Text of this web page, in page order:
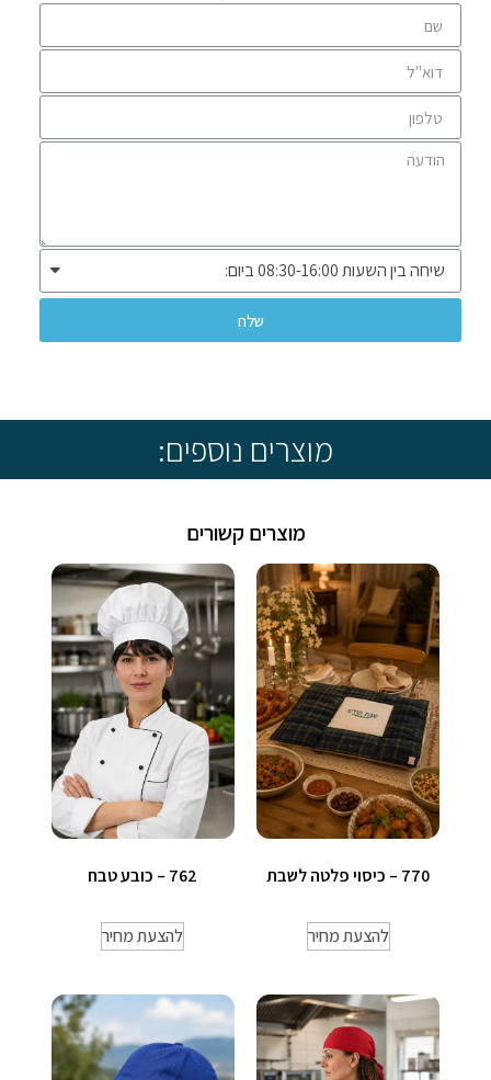
שלח
מוצרים נוספים:
מוצרים קשורים
770 – כיסוי פלטה לשבת
להצעת מחיר
762 – כובע טבח
להצעת מחיר